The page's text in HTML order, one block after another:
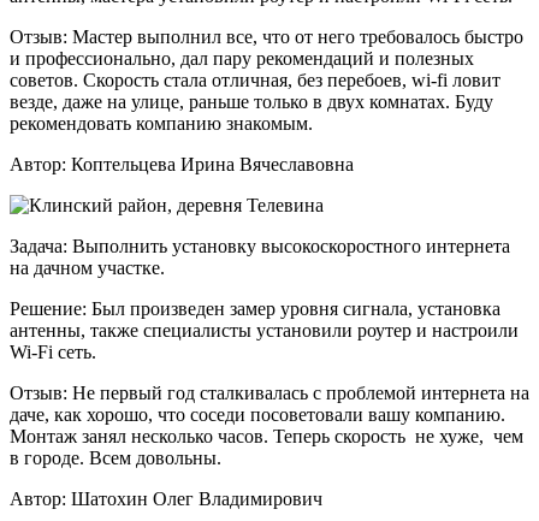
Отзыв: Мастер выполнил все, что от него требовалось быстро
и профессионально, дал пару рекомендаций и полезных
советов. Скорость стала отличная, без перебоев, wi-fi ловит
везде, даже на улице, раньше только в двух комнатах. Буду
рекомендовать компанию знакомым.
Автор: Коптельцева Ирина Вячеславовна
Задача: Выполнить установку высокоскоростного интернета
на дачном участке.
Решение: Был произведен замер уровня сигнала, установка
антенны, также специалисты установили роутер и настроили
Wi-Fi сеть.
Отзыв: Не первый год сталкивалась с проблемой интернета на
даче, как хорошо, что соседи посоветовали вашу компанию.
Монтаж занял несколько часов. Теперь скорость не хуже, чем
в городе. Всем довольны.
Автор: Шатохин Олег Владимирович